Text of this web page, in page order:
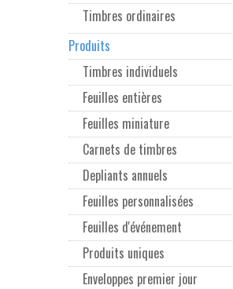
Timbres ordinaires
Produits
Timbres individuels
Feuilles entières
Feuilles miniature
Carnets de timbres
Depliants annuels
Feuilles personnalisées
Feuilles d'événement
Produits uniques
Enveloppes premier jour